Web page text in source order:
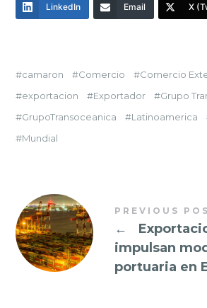
LinkedIn Email X
camaron Comercio Comercio
exportacion
Exportador
Grupo
GrupoTransoceanica
Latinoamerica
Mundial
PREVIOUS
←
impulsan
portuaria en